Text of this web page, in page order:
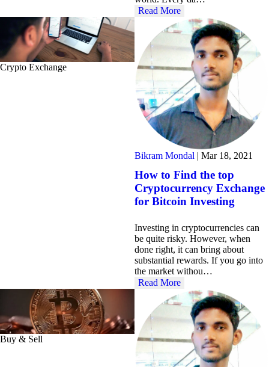
Read More
Crypto Exchange
Bikram Mondal | Mar 18, 2021
How to Find the top
Cryptocurrency Exchange
for Bitcoin Investing
Investing in cryptocurrencies can
be quite risky. However, when
done right, it can bring about
substantial rewards. If you go into
the market withou…
Read More
Buy & Sell